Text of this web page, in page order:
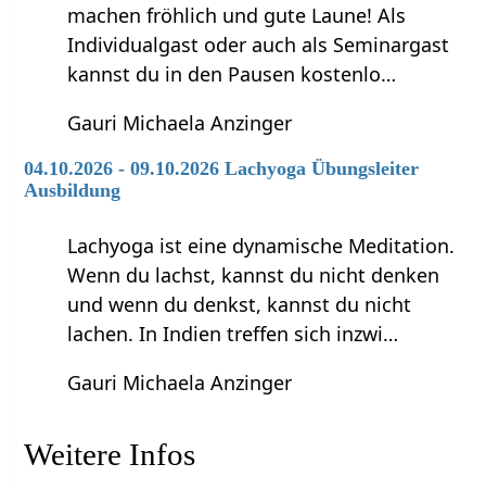
machen fröhlich und gute Laune! Als
Individualgast oder auch als Seminargast
kannst du in den Pausen kostenlo…
Gauri Michaela Anzinger
04.10.2026 - 09.10.2026 Lachyoga Übungsleiter
Ausbildung
Lachyoga ist eine dynamische Meditation.
Wenn du lachst, kannst du nicht denken
und wenn du denkst, kannst du nicht
lachen. In Indien treffen sich inzwi…
Gauri Michaela Anzinger
Weitere Infos